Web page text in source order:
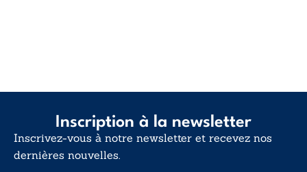
Inscription à la newsletter
Inscrivez-vous à notre newsletter et recevez nos
dernières nouvelles.